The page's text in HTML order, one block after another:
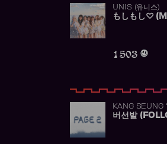
UNIS (유니스)
もしもし♡
1 503
KANG SEUNG
버선발